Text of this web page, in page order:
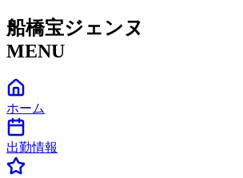
船橋宝ジェンヌ
MENU
ホーム
出勤情報